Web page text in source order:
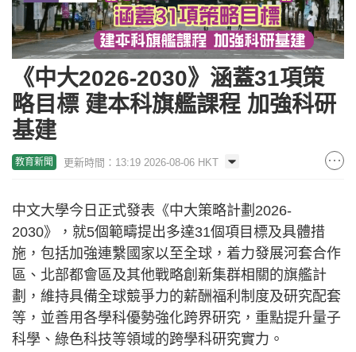
《中大2026-2030》涵蓋31項策
略目標 建本科旗艦課程 加強科研
基建
教育新聞 更新時間：13:19 2026-08-06 HKT
中文大學今日正式發表《中大策略計劃2026-
2030》，就5個範疇提出多達31個項目標及具體措
施，包括加強連繫國家以至全球，着力發展河套合作
區、北部都會區及其他戰略創新集群相關的旗艦計
劃，維持具備全球競爭力的薪酬福利制度及研究配套
等，並善用各學科優勢強化跨界研究，重點提升量子
科學、綠色科技等領域的跨學科研究實力。